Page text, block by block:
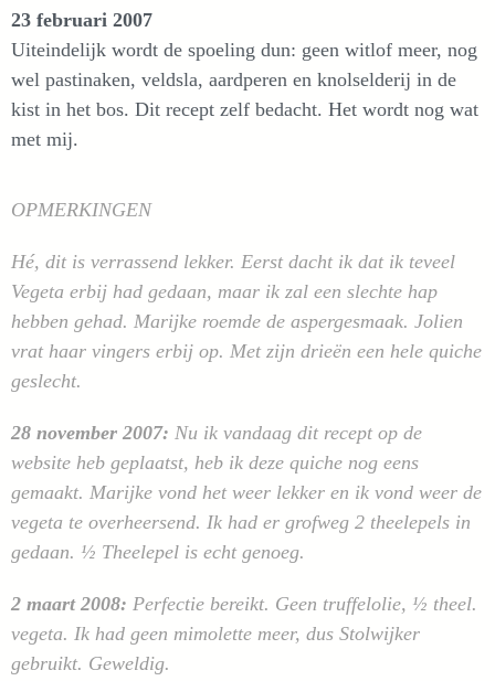
23 februari 2007
Uiteindelijk wordt de spoeling dun: geen witlof meer, nog
wel pastinaken, veldsla, aardperen en knolselderij in de
kist in het bos. Dit recept zelf bedacht. Het wordt nog wat
met mij.
OPMERKINGEN
Hé, dit is verrassend lekker. Eerst dacht ik dat ik teveel
Vegeta erbij had gedaan, maar ik zal een slechte hap
hebben gehad. Marijke roemde de aspergesmaak. Jolien
vrat haar vingers erbij op. Met zijn drieën een hele quiche
geslecht.
28 november 2007: Nu ik vandaag dit recept op de
website heb geplaatst, heb ik deze quiche nog eens
gemaakt. Marijke vond het weer lekker en ik vond weer de
vegeta te overheersend. Ik had er grofweg 2 theelepels in
gedaan. ½ Theelepel is echt genoeg.
2 maart 2008: Perfectie bereikt. Geen truffelolie, ½ theel.
vegeta. Ik had geen mimolette meer, dus Stolwijker
gebruikt. Geweldig.